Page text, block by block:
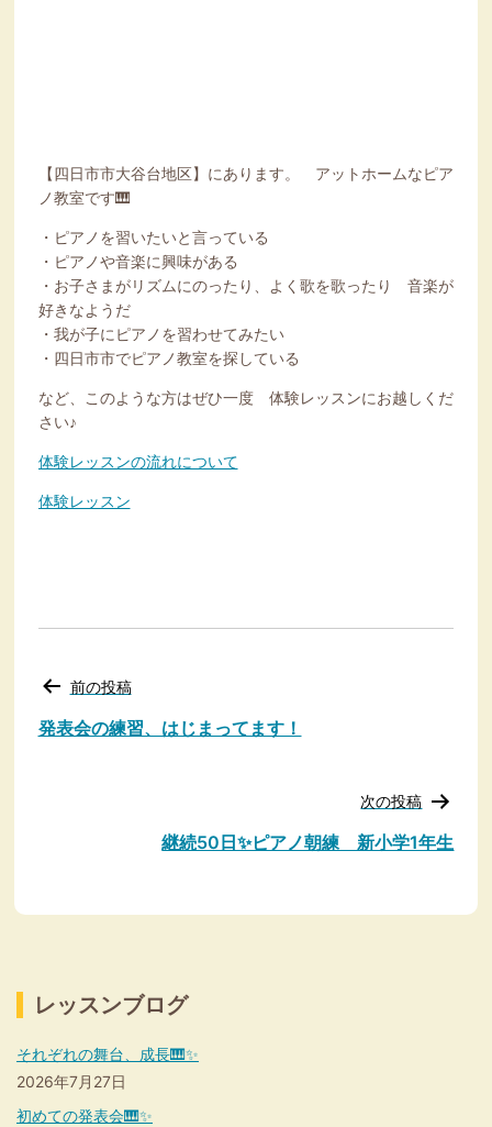
【四日市市大谷台地区】にあります。 アットホームなピア
ノ教室です🎹
・ピアノを習いたいと言っている
・ピアノや音楽に興味がある
・お子さまがリズムにのったり、よく歌を歌ったり 音楽が
好きなようだ
・我が子にピアノを習わせてみたい
・四日市市でピアノ教室を探している
など、このような方はぜひ一度 体験レッスンにお越しくだ
さい♪
体験レッスンの流れについて
体験レッスン
投
ナ
前の投稿
発表会の練習、はじまってます！
次の投稿
継続50日✨️ピアノ朝練 新小学1年生
レッスンブログ
それぞれの舞台、成長🎹✨
2026年7月27日
初めての発表会🎹✨